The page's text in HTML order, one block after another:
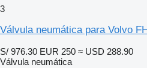
3
Válvula neumática para Volvo
S/ 976.30 EUR 250 ≈ USD 288.90
Válvula neumática